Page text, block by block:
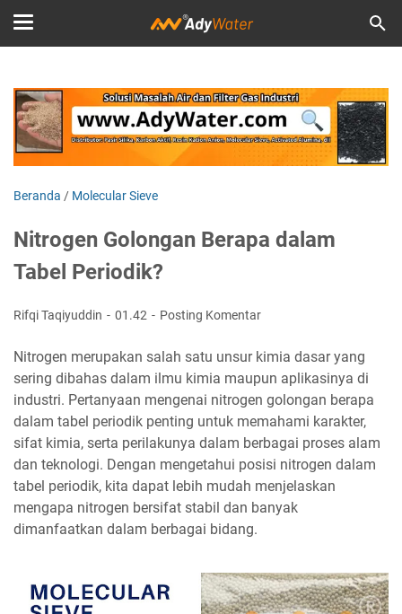
Beranda / Molecular Sieve
Nitrogen Golongan Berapa dalam
Tabel Periodik?
Rifqi Taqiyuddin 01.42 Posting Komentar
Nitrogen merupakan salah satu unsur kimia dasar yang
sering dibahas dalam ilmu kimia maupun aplikasinya di
industri. Pertanyaan mengenai nitrogen golongan berapa
dalam tabel periodik penting untuk memahami karakter,
sifat kimia, serta perilakunya dalam berbagai proses alam
dan teknologi. Dengan mengetahui posisi nitrogen dalam
tabel periodik, kita dapat lebih mudah menjelaskan
mengapa nitrogen bersifat stabil dan banyak
dimanfaatkan dalam berbagai bidang.